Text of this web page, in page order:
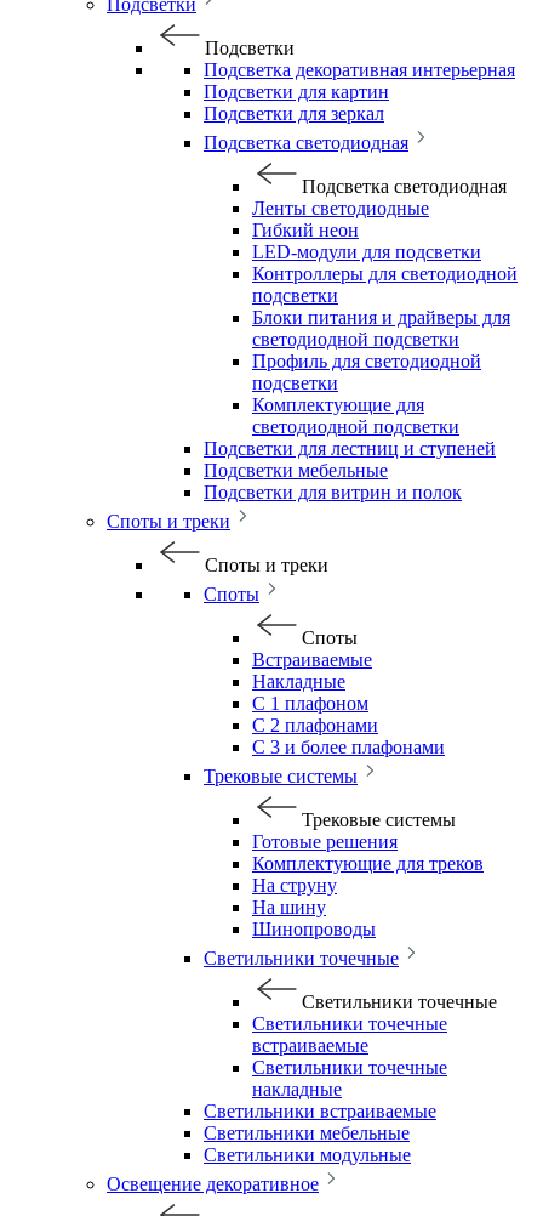
Подсветки
Подсветки
Подсветка декоративная интерьерная
Подсветки для картин
Подсветки для зеркал
Подсветка светодиодная
Подсветка светодиодная
Ленты светодиодные
Гибкий неон
LED-модули для подсветки
Контроллеры для светодиодной
подсветки
Блоки питания и драйверы для
светодиодной подсветки
Профиль для светодиодной
подсветки
Комплектующие для
светодиодной подсветки
Подсветки для лестниц и ступеней
Подсветки мебельные
Подсветки для витрин и полок
Споты и треки
Споты и треки
Споты
Споты
Встраиваемые
Накладные
С 1 плафоном
С 2 плафонами
С 3 и более плафонами
Трековые системы
Трековые системы
Готовые решения
Комплектующие для треков
На струну
На шину
Шинопроводы
Светильники точечные
Светильники точечные
Светильники точечные
встраиваемые
Светильники точечные
накладные
Светильники встраиваемые
Светильники мебельные
Светильники модульные
Освещение декоративное